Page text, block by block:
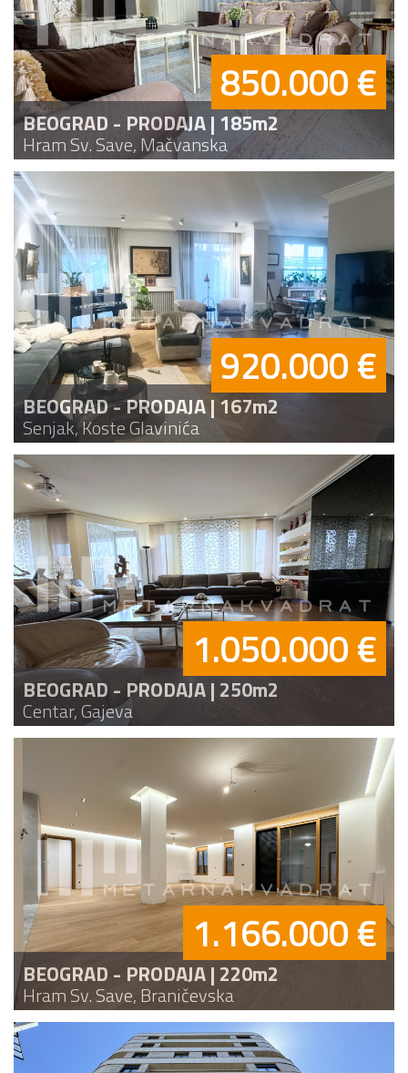
BEOGRAD - PRODAJA | 185m2
Hram Sv. Save, Mačvanska
850.000 €
BEOGRAD - PRODAJA | 167m2
Senjak, Koste Glavinića
920.000 €
BEOGRAD - PRODAJA | 250m2
Centar, Gajeva
1.050.000 €
BEOGRAD - PRODAJA | 220m2
Hram Sv. Save, Braničevska
1.166.000 €